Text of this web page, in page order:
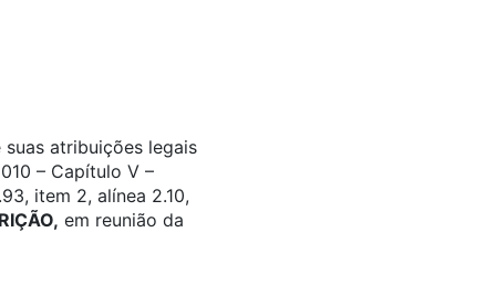
suas atribuições legais
– Capítulo V –
item 2, alínea 2.10,
em reunião da